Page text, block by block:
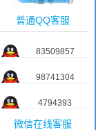
VIP钻石
会员
——
申请条件
已实名认证
普通QQ客服
83509857
98741304
4794393
微信在线客服